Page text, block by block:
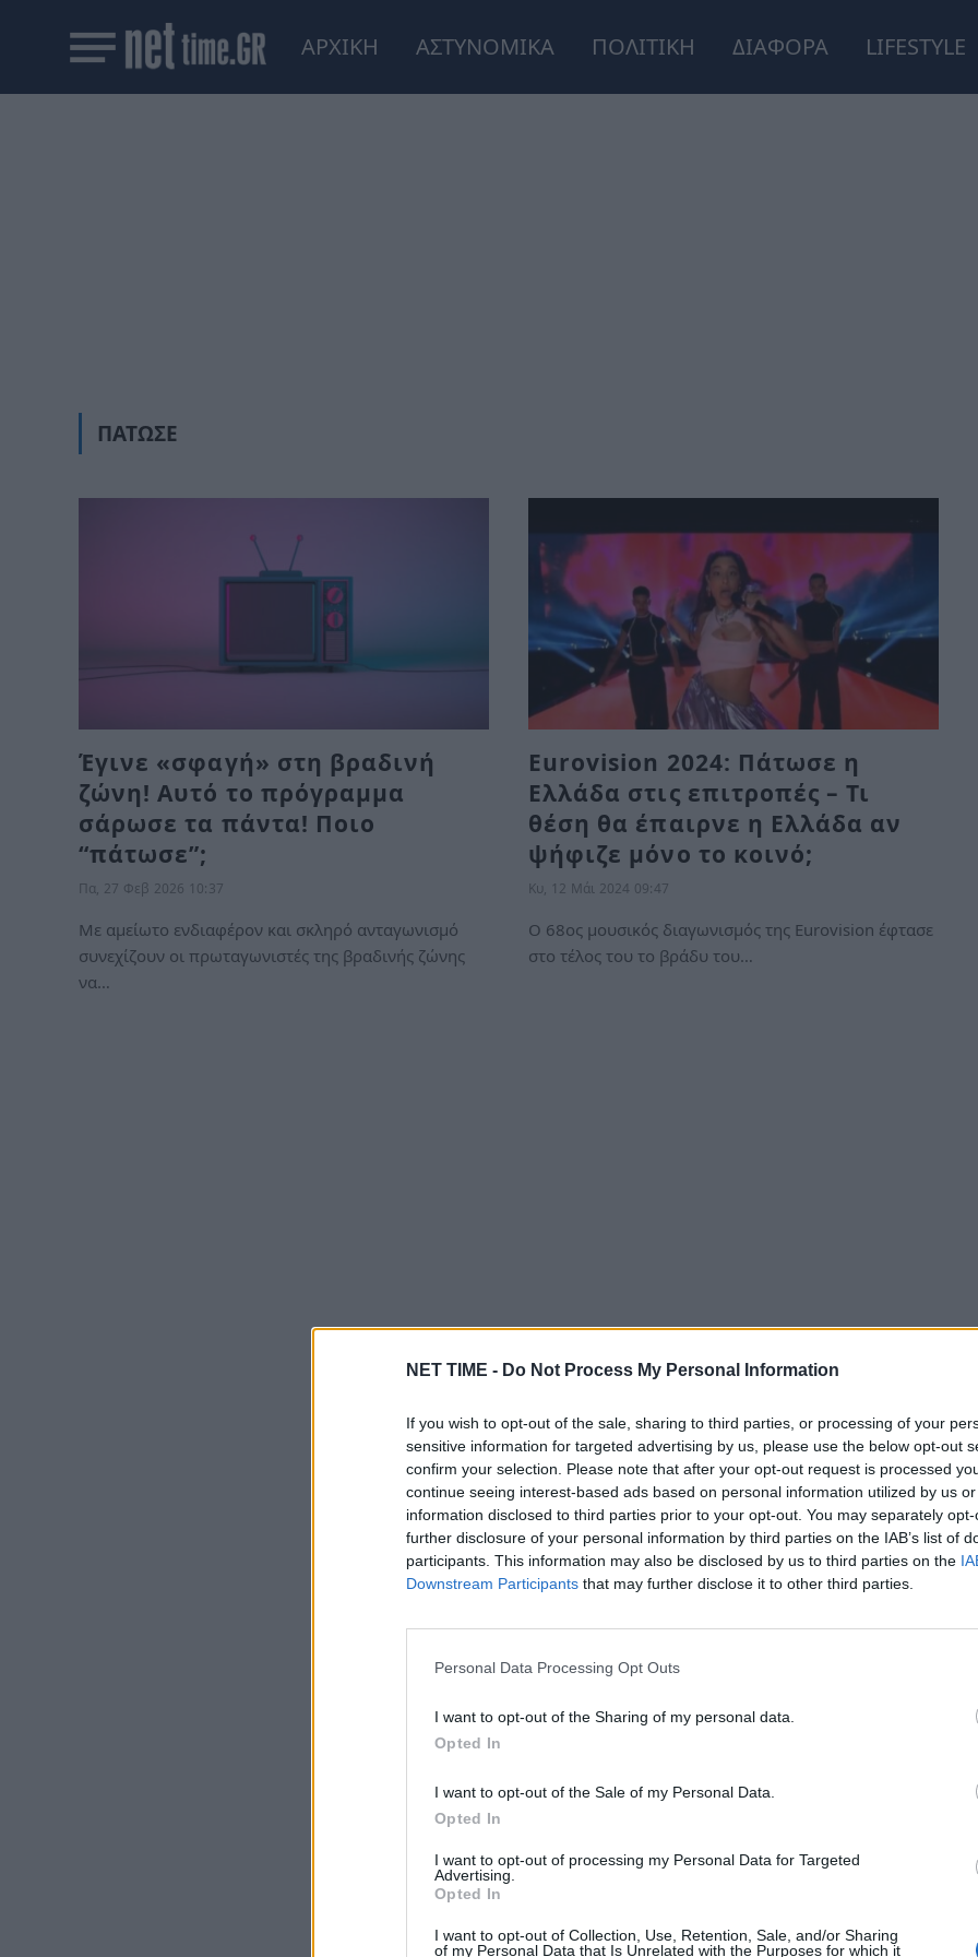
NET TIME - Do Not Process My Personal Information
If you wish to opt-out of the sale, sharing to third parties, or processing of your
sensitive information for targeted advertising by us, please use the below opt-out
confirm your selection. Please note that after your opt-out request is processed
continue seeing interest-based ads based on personal information utilized by us
information disclosed to third parties prior to your opt-out. You may separately
further disclosure of your personal information by third parties on the IAB’s list of
participants. This information may also be disclosed by us to third parties on the
Downstream Participants that may further disclose it to other third parties.
Personal Data Processing Opt Outs
I want to opt-out of the Sharing of my personal data.
Opted In
I want to opt-out of the Sale of my Personal Data.
Opted In
I want to opt-out of processing my Personal Data for Targeted
Advertising.
Opted In
I want to opt-out of Collection, Use, Retention, Sale, and/or Sharing
of my Personal Data that Is Unrelated with the Purposes for which it
ΑΡΧΙΚΗ ΑΣΤΥΝΟΜΙΚΑ ΠΟΛΙΤΙΚΗ ΔΙΑΦΟΡΑ LIFESTYLE
ΠΆΤΩΣΕ
Έγινε «σφαγή» στη βραδινή
ζώνη! Αυτό το πρόγραμμα
σάρωσε τα πάντα! Ποιο
“πάτωσε”;
Πα, 27 Φεβ 2026 10:37
Με αμείωτο ενδιαφέρον και σκληρό ανταγωνισμό
συνεχίζουν οι πρωταγωνιστές της βραδινής ζώνης
να…
Eurovision 2024: Πάτωσε η
Ελλάδα στις επιτροπές – Τι
θέση θα έπαιρνε η Ελλάδα αν
ψήφιζε μόνο το κοινό;
Κυ, 12 Μάι 2024 09:47
Ο 68ος μουσικός διαγωνισμός της Eurovision έφτασε
στο τέλος του το βράδυ του…